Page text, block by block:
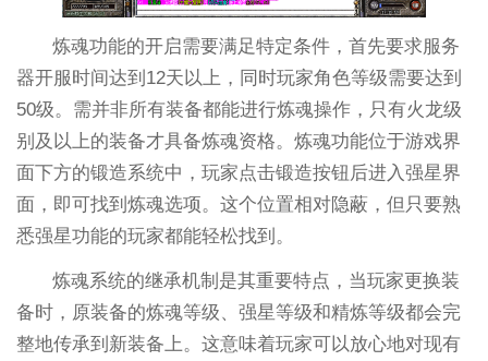
炼魂功能的开启需要满足特定条件，首先要求服务
器开服时间达到12天以上，同时玩家角色等级需要达到
50级。需并非所有装备都能进行炼魂操作，只有火龙级
别及以上的装备才具备炼魂资格。炼魂功能位于游戏界
面下方的锻造系统中，玩家点击锻造按钮后进入强星界
面，即可找到炼魂选项。这个位置相对隐蔽，但只要熟
悉强星功能的玩家都能轻松找到。
炼魂系统的继承机制是其重要特点，当玩家更换装
备时，原装备的炼魂等级、强星等级和精炼等级都会完
整地传承到新装备上。这意味着玩家可以放心地对现有